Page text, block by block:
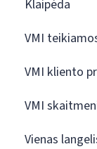
Klaipėda
VMI
VMI kliento
VMI
Vienas